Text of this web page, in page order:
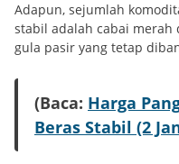
Adapun, sejumlah
stabil adalah cabai merah
gula pasir yang tetap
(Baca: Harga
Beras Stabil (2